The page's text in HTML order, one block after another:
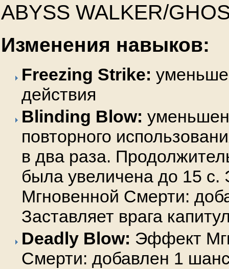
ABYSS WALKER/
Изменения навыков:
Freezing Strike:
действия
Blinding Blow:
повторного
в два раза.
была увеличена до 15
Мгновенной Смерти:
Заставляет врага
Deadly Blow: Эффект
Смерти: добавлен 1